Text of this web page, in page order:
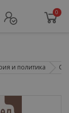
0
и политика